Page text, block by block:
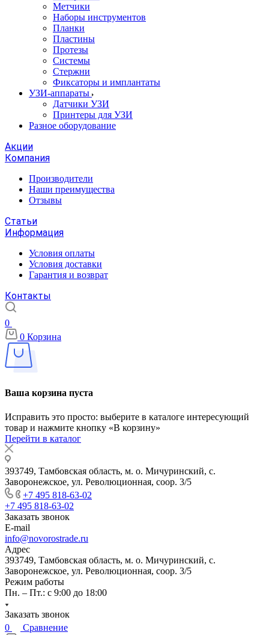
Метчики
Наборы инструментов
Планки
Пластины
Протезы
Системы
Стержни
Фиксаторы и имплантаты
УЗИ-аппараты
Датчики УЗИ
Принтеры для УЗИ
Разное оборудование
Акции
Компания
Производители
Наши преимущества
Отзывы
Статьи
Информация
Условия оплаты
Условия доставки
Гарантия и возврат
Контакты
0
0 Корзина
Ваша корзина пуста
Исправить это просто: выберите в каталоге интересующий
товар и нажмите кнопку «В корзину»
Перейти в каталог
393749, Тамбовская область, м. о. Мичуринский, с.
Заворонежское, ул. Революционная, соор. 3/5
+7 495 818-63-02
+7 495 818-63-02
Заказать звонок
E-mail
info@novorostrade.ru
Адрес
393749, Тамбовская область, м. о. Мичуринский, с.
Заворонежское, ул. Революционная, соор. 3/5
Режим работы
Пн. – Пт.: с 9:00 до 18:00
Заказать звонок
0
Сравнение